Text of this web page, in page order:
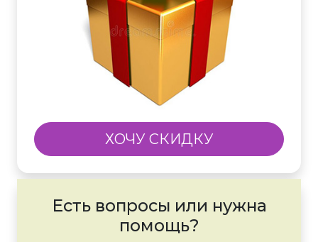
ХОЧУ СКИДКУ
Есть вопросы или нужна
помощь?